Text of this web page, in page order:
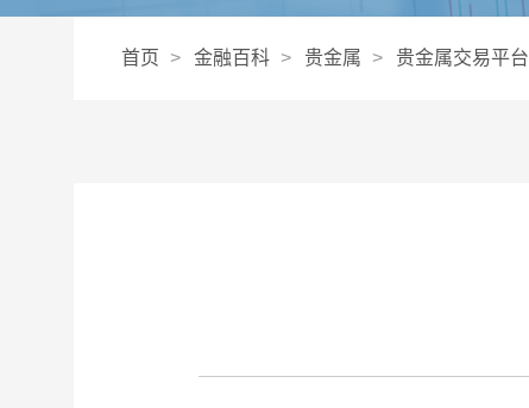
首页 金融百科 贵金属 贵金属交易平台